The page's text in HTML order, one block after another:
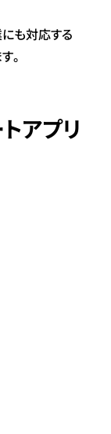
も対応する
。
アプリ